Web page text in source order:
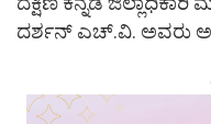
ದರ್ಶನ್ ಎಚ್‌.ವಿ. ಅವರು